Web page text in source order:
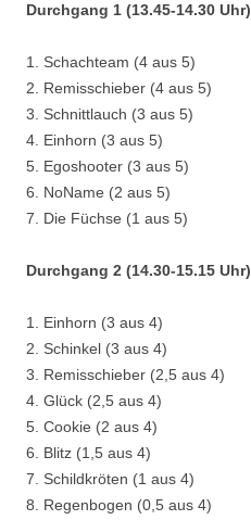
Durchgang 1 (13.45-14.30 Uhr)
1. Schachteam (4 aus 5)
2. Remisschieber (4 aus 5)
3. Schnittlauch (3 aus 5)
4. Einhorn (3 aus 5)
5. Egoshooter (3 aus 5)
6. NoName (2 aus 5)
7. Die Füchse (1 aus 5)
Durchgang 2 (14.30-15.15 Uhr)
1. Einhorn (3 aus 4)
2. Schinkel (3 aus 4)
3. Remisschieber (2,5 aus 4)
4. Glück (2,5 aus 4)
5. Cookie (2 aus 4)
6. Blitz (1,5 aus 4)
7. Schildkröten (1 aus 4)
8. Regenbogen (0,5 aus 4)